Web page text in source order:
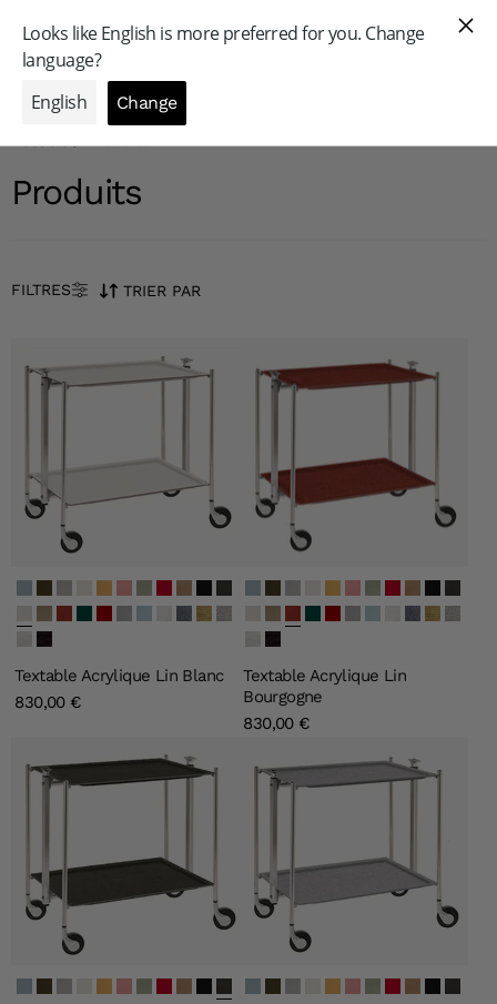
GAMME PROFESSIONNELLE
Accueil / Produits
Produits
FILTRES TRIER PAR
Secret Bleu ClairSecret Vert OliveSecret Argent
Secret Ivoire
Secret Or Secret Rose ClairSecret Vert ClairSecret Carmine
Secret Quartz
Lin NoirLin Gris
Lin BlancLin Naturel
Lin Bourgogne
Lin Vert Emeraude
Lin Bordeau
Lin Gris Souris
Lin Bleu Gris GivréPerle NoireOld GoldOld Silver
Blanc
Noir
Textable Acrylique Lin Blanc
830,00 €
Secret Bleu ClairSecret Vert OliveSecret Argent
Secret Ivoire
Secret Or Secret Rose ClairSecret Vert ClairSecret Carmine
Secret Quartz
Lin NoirLin Gris
Lin BlancLin Naturel
Lin Bourgogne
Lin Vert Emeraude
Lin Bordeau
Lin Gris Souris
Lin Bleu Gris GivréPerle NoireOld GoldOld Silver
Blanc
Noir
Textable Acrylique Lin
Bourgogne
830,00 €
Secret Bleu ClairSecret Vert OliveSecret Argent
Secret Ivoire
Secret Or Secret Rose ClairSecret Vert ClairSecret Carmine
Secret Quartz
Lin NoirLin Gris
Secret Bleu ClairSecret Vert OliveSecret Argent
Secret Ivoire
Secret Or Secret Rose ClairSecret Vert ClairSecret Carmine
Secret Quartz
Lin NoirLin Gris